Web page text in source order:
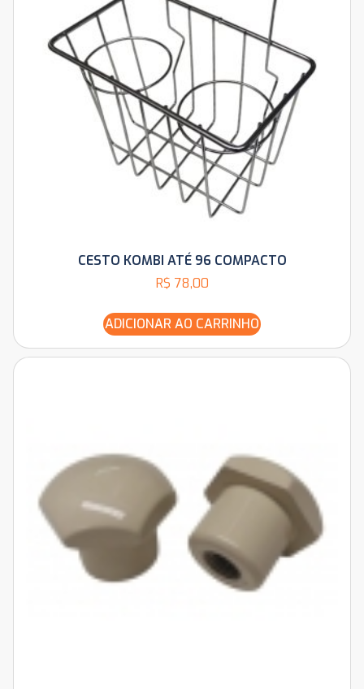
CESTO KOMBI ATÉ 96 COMPACTO
R$ 78,00
ADICIONAR AO CARRINHO